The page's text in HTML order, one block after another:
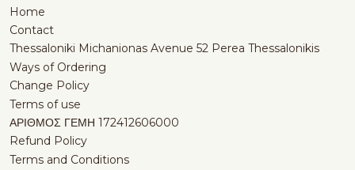
Home
Contact
Thessaloniki Michanionas Avenue 52 Perea Thessalonikis
Ways of Ordering
Change Policy
Terms of use
ΑΡΙΘΜΟΣ ΓΕΜΗ 172412606000
Refund Policy
Terms and Conditions